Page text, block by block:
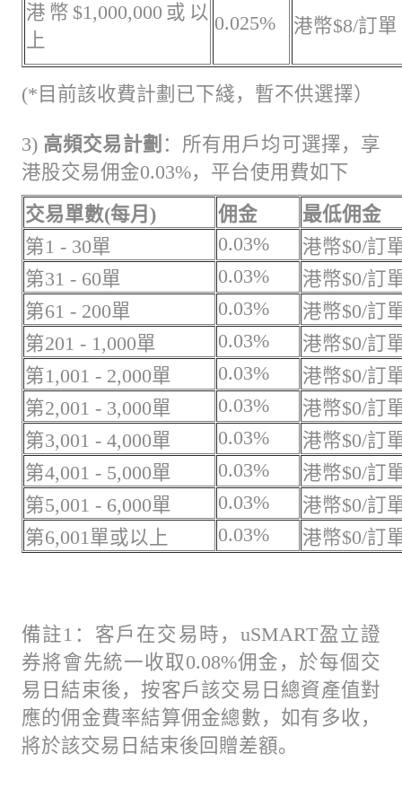
港幣$1,000,000或以
上
0.025% 港幣$8/訂單
(*目前該收費計劃已下綫，暫不供選擇）
3) 高頻交易計劃 ：所有用戶均可選擇，享
港股交易佣金0.03%，平台使用費如下
交易單數(每月)
佣金
最低佣金
第1 - 30單
0.03%
港幣$0/訂
第31 - 60單
0.03%
港幣$0/訂
第61 - 200單
0.03%
港幣$0/訂
第201 - 1,000單
0.03%
港幣$0/訂
第1,001 - 2,000單
0.03%
港幣$0/訂
第2,001 - 3,000單
0.03%
港幣$0/訂
第3,001 - 4,000單
0.03%
港幣$0/訂
第4,001 - 5,000單
0.03%
港幣$0/訂
第5,001 - 6,000單
0.03%
港幣$0/訂
第6,001單或以上
0.03% 港幣$0/訂
備註1：客戶在交易時，uSMART盈立證
券將會先統一收取0.08%佣金，於每個交
易日結束後，按客戶該交易日總資產值對
應的佣金費率結算佣金總數，如有多收，
將於該交易日結束後回贈差額。